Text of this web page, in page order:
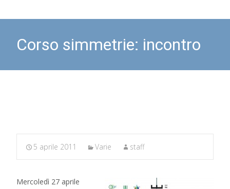
Corso simmetrie: incontro
5 aprile 2011 Varie staff
Mercoledì 27 aprile